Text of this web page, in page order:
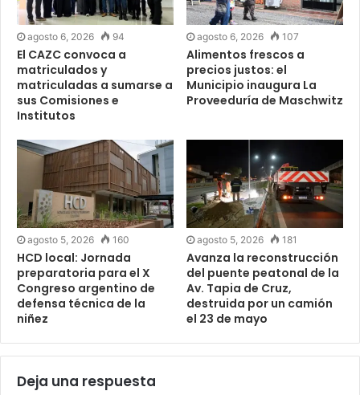
agosto 6, 2026 94
El CAZC convoca a
matriculados y
matriculadas a sumarse a
sus Comisiones e
Institutos
agosto 6, 2026 107
Alimentos frescos a
precios justos: el
Municipio inaugura La
Proveeduría de Maschwitz
agosto 5, 2026 160
HCD local: Jornada
preparatoria para el X
Congreso argentino de
defensa técnica de la
niñez
agosto 5, 2026 181
Avanza la reconstrucción
del puente peatonal de la
Av. Tapia de Cruz,
destruida por un camión
el 23 de mayo
Deja una respuesta